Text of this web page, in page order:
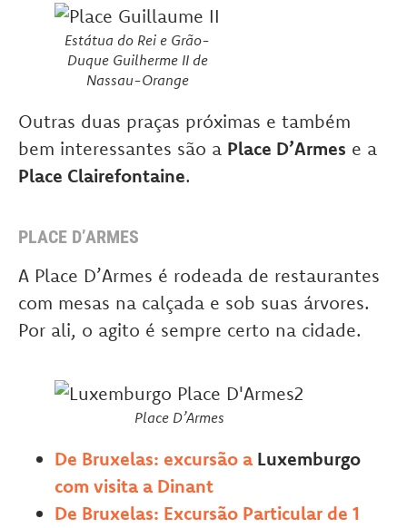
Estátua do Rei e Grão-
Duque Guilherme II de
Nassau-Orange
Outras duas praças próximas e também
bem interessantes são a Place D’Armes e a
Place Clairefontaine.
PLACE D’ARMES
A Place D’Armes é rodeada de restaurantes
com mesas na calçada e sob suas árvores.
Por ali, o agito é sempre certo na cidade.
Place D’Armes
De Bruxelas: excursão a Luxemburgo
com visita a Dinant
De Bruxelas: Excursão Particular de 1